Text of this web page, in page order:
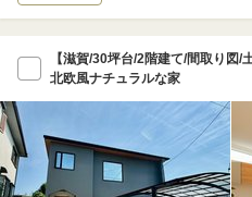
【滋賀/30坪台/2階建て/間取り図
北欧風ナチュラルな家